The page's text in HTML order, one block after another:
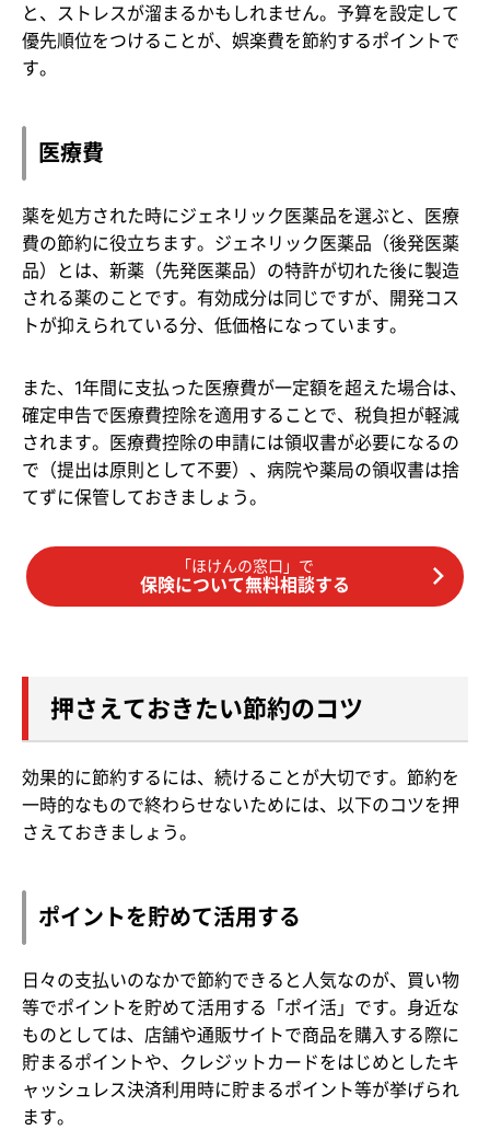
と、ストレスが溜まるかもしれません。予算を設定して
優先順位をつけることが、娯楽費を節約するポイントで
す。
医療費
薬を処方された時にジェネリック医薬品を選ぶと、医療
費の節約に役立ちます。ジェネリック医薬品（後発医薬
品）とは、新薬（先発医薬品）の特許が切れた後に製造
される薬のことです。有効成分は同じですが、開発コス
トが抑えられている分、低価格になっています。
また、1年間に支払った医療費が一定額を超えた場合は、
確定申告で医療費控除を適用することで、税負担が軽減
されます。医療費控除の申請には領収書が必要になるの
で（提出は原則として不要）、病院や薬局の領収書は捨
てずに保管しておきましょう。
「ほけんの窓口」で
保険について無料相談する
押さえておきたい節約のコツ
効果的に節約するには、続けることが大切です。節約を
一時的なもので終わらせないためには、以下のコツを押
さえておきましょう。
ポイントを貯めて活用する
日々の支払いのなかで節約できると人気なのが、買い物
等でポイントを貯めて活用する「ポイ活」です。身近な
ものとしては、店舗や通販サイトで商品を購入する際に
貯まるポイントや、クレジットカードをはじめとしたキ
ャッシュレス決済利用時に貯まるポイント等が挙げられ
ます。